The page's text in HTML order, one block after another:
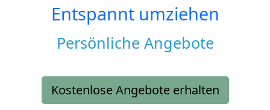
Entspannt umziehen
Persönliche Angebote
Kostenlose Angebote erhalten